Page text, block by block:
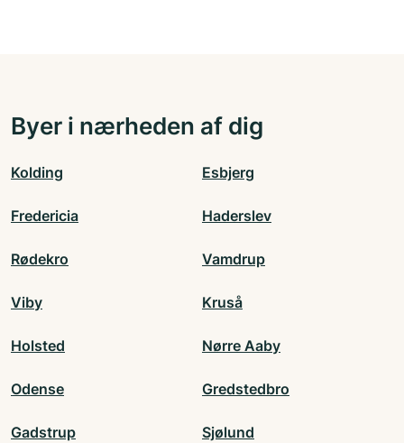
Byer i nærheden af dig
Kolding Esbjerg
Fredericia Haderslev
Rødekro Vamdrup
Viby Kruså
Holsted Nørre Aaby
Odense Gredstedbro
Gadstrup Sjølund